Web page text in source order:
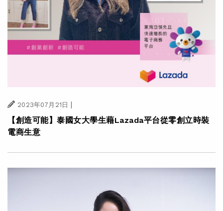
2023年07月21日 |
【創造可能】泰國女大學生藉Lazada平台從零創立時裝
電商生意